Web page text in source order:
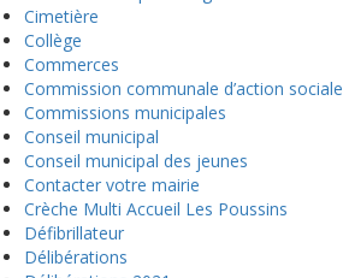
Cimetière
Collège
Commerces
Commission communale d’action sociale
Commissions municipales
Conseil municipal
Conseil municipal des jeunes
Contacter votre mairie
Crèche Multi Accueil Les Poussins
Défibrillateur
Délibérations